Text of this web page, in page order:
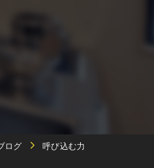
ログ 呼び込む力